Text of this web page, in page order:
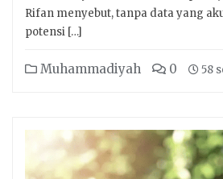
Rifan menyebut, tanpa data yang
potensi […]
Muhammadiyah 0 58